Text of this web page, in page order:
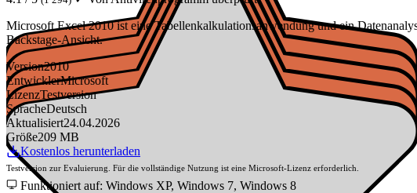
Microsoft Excel 2010 ist eine Tabellenkalkulationsanwendung und ein
Backstage-Ansicht.
Version2010
EntwicklerMicrosoft
LizenzTestversion
SpracheDeutsch
Aktualisiert24.04.2026
Größe209 MB
Kostenlos herunterladen
Testversion zur Evaluierung. Für die vollständige Nutzung ist eine Microsoft-Lizenz erforderlich.
Funktioniert auf: Windows XP, Windows 7, Windows 8